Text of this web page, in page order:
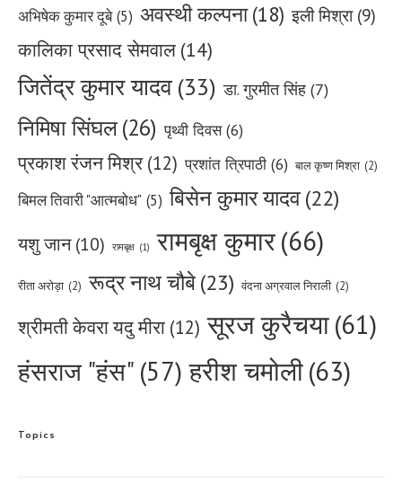
अभिषेक कुमार दूबे (5) अवस्थी कल्पना (18) इली मिश्रा (9)
कालिका प्रसाद सेमवाल (14)
जितेंद्र कुमार यादव (33) डा. गुरमीत सिंह (7)
निमिषा सिंघल(26) पृथ्वी दिवस (6)
प्रकाश रंजन मिश्र (12) प्रशांत त्रिपाठी (6) बाल कृष्ण मिश्रा (2)
बिमल तिवारी "आत्मबोध" (5) बिसेन कुमार यादव(22)
यशु जान (10) रामबृक्ष (1) रामबृक्ष कुमार(66)
रीता अरोड़ा (2) रूद्र नाथ चौबे(23) वंदना अग्रवाल निराली (2)
श्रीमती केवरा यदु मीरा (12) सूरज कुरैचया(61)
हंसराज "हंस" (57) हरीश चमोली(63)
Topics